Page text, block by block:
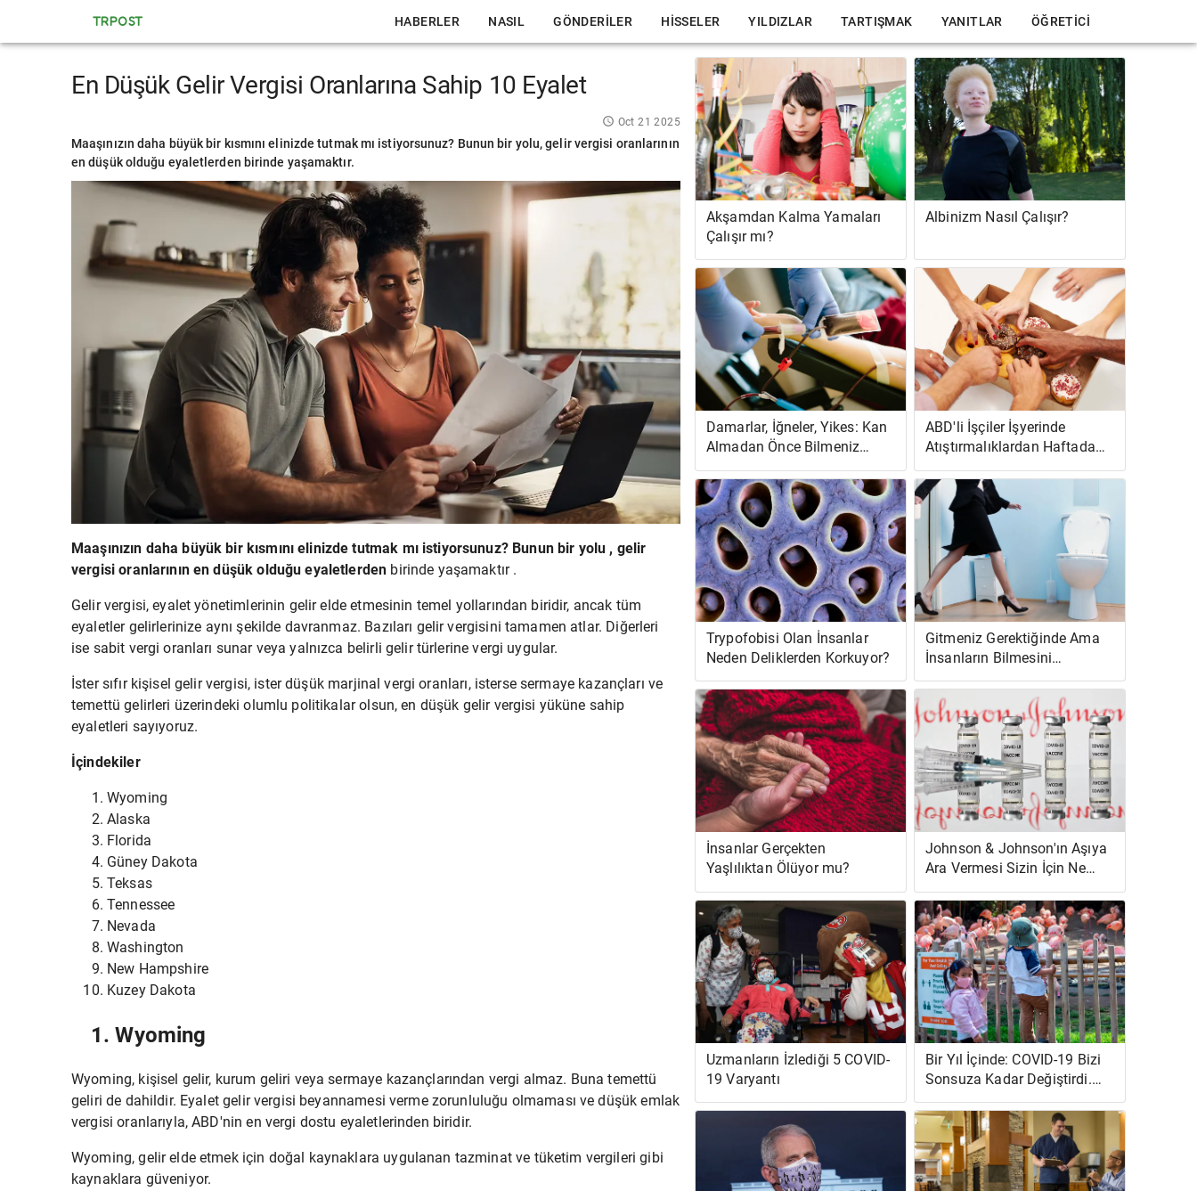
TRPOST HABERLER NASIL GÖNDERILER HISSELER YILDIZLAR TARTIŞMAK YANITLAR ÖĞRETICI
En Düşük Gelir Vergisi Oranlarına Sahip 10 Eyalet
Oct 21 2025
Maaşınızın daha büyük bir kısmını elinizde tutmak mı istiyorsunuz? Bunun bir yolu, gelir vergisi oranlarının
en düşük olduğu eyaletlerden birinde yaşamaktır.
Maaşınızın daha büyük bir kısmını elinizde tutmak mı istiyorsunuz? Bunun bir yolu , gelir
vergisi oranlarının en düşük olduğu eyaletlerden birinde yaşamaktır .
Gelir vergisi, eyalet yönetimlerinin gelir elde etmesinin temel yollarından biridir, ancak tüm
eyaletler gelirlerinize aynı şekilde davranmaz. Bazıları gelir vergisini tamamen atlar. Diğerleri
ise sabit vergi oranları sunar veya yalnızca belirli gelir türlerine vergi uygular.
İster sıfır kişisel gelir vergisi, ister düşük marjinal vergi oranları, isterse sermaye kazançları ve
temettü gelirleri üzerindeki olumlu politikalar olsun, en düşük gelir vergisi yüküne sahip
eyaletleri sayıyoruz.
İçindekiler
Wyoming
Alaska
Florida
Güney Dakota
Teksas
Tennessee
Nevada
Washington
New Hampshire
Kuzey Dakota
1. Wyoming
Wyoming, kişisel gelir, kurum geliri veya sermaye kazançlarından vergi almaz. Buna temettü
geliri de dahildir. Eyalet gelir vergisi beyannamesi verme zorunluluğu olmaması ve düşük emlak
vergisi oranlarıyla, ABD'nin en vergi dostu eyaletlerinden biridir.
Wyoming, gelir elde etmek için doğal kaynaklara uygulanan tazminat ve tüketim vergileri gibi
kaynaklara güveniyor.
Akşamdan Kalma Yamaları
Çalışır mı?
Albinizm Nasıl Çalışır?
Damarlar, İğneler, Yikes: Kan
Almadan Önce Bilmeniz
Gerekenler
ABD'li İşçiler İşyerinde
Atıştırmalıklardan Haftada
1.292 Ekstra Kalori Alıyor
Trypofobisi Olan İnsanlar
Neden Deliklerden Korkuyor?
Gitmeniz Gerektiğinde Ama
İnsanların Bilmesini
İstemediğinizde
İnsanlar Gerçekten
Yaşlılıktan Ölüyor mu?
Johnson & Johnson'ın Aşıya
Ara Vermesi Sizin İçin Ne
İfade Eder?
Uzmanların İzlediği 5 COVID-
19 Varyantı
Bir Yıl İçinde: COVID-19 Bizi
Sonsuza Kadar Değiştirdi.
İşte Nasıl